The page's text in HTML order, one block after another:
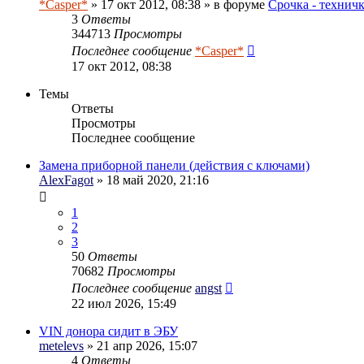
*Casper* » 17 окт 2012, 08:38 » в форуме Срочка -
3 Ответы
344713 Просмотры
Последнее сообщение *Casper*
17 окт 2012, 08:38
Темы
Ответы
Просмотры
Последнее сообщение
Замена приборной панели (действия с ключами)
AlexFagot » 18 май 2020, 21:16
1
2
3
50 Ответы
70682 Просмотры
Последнее сообщение angst
22 июл 2026, 15:49
VIN донора сидит в ЭБУ
metelevs » 21 апр 2026, 15:07
4 Ответы